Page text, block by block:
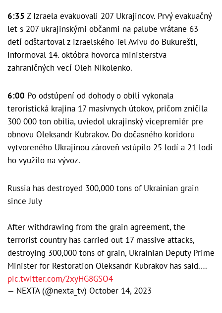
6:35 Z Izraela evakuovali 207 Ukrajincov. Prvý evakuačný
let s 207 ukrajinskými občanmi na palube vrátane 63
detí odštartoval z izraelského Tel Avivu do Bukurešti,
informoval 14. októbra hovorca ministerstva
zahraničných vecí Oleh Nikolenko.
6:00 Po odstúpení od dohody o obilí vykonala
teroristická krajina 17 masívnych útokov, pričom zničila
300 000 ton obilia, uviedol ukrajinský vicepremiér pre
obnovu Oleksandr Kubrakov. Do dočasného koridoru
vytvoreného Ukrajinou zároveň vstúpilo 25 lodí a 21 lodí
ho využilo na vývoz.
Russia has destroyed 300,000 tons of Ukrainian grain
since July
After withdrawing from the grain agreement, the
terrorist country has carried out 17 massive attacks,
destroying 300,000 tons of grain, Ukrainian Deputy Prime
Minister for Restoration Oleksandr Kubrakov has said.…
pic.twitter.com/2xyHG8GSO4
— NEXTA (@nexta_tv) October 14, 2023